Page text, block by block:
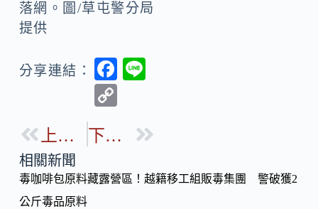
落網。圖/草屯警分局
提供
分享連結：
F
b
o
p
Li
上一篇 下一篇
相關新聞
毒咖啡包原料藏露營區！越籍移工組販毒集團 警破獲2
公斤毒品原料